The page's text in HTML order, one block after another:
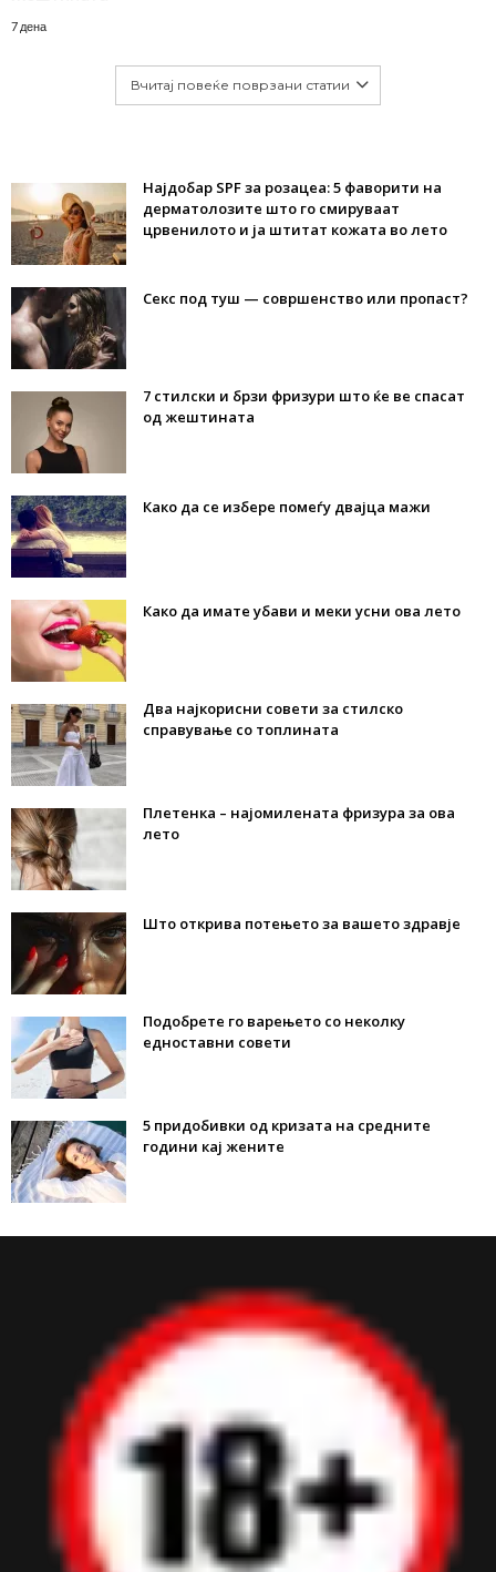
7 дена
Вчитај повеќе поврзани статии
Најдобар SPF за розацеа: 5 фаворити на
дерматолозите што го смируваат
црвенилото и ја штитат кожата во лето
Секс под туш — совршенство или пропаст?
7 стилски и брзи фризури што ќе ве спасат
од жештината
Како да се избере помеѓу двајца мажи
Како да имате убави и меки усни ова лето
Два најкорисни совети за стилско
справување со топлината
Плетенка – најомилената фризура за ова
лето
Што открива потењето за вашето здравје
Подобрете го варењето со неколку
едноставни совети
5 придобивки од кризата на средните
години кај жените